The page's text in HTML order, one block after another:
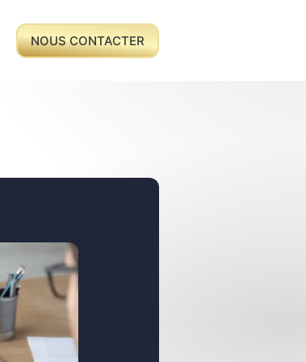
NOUS CONTACTER